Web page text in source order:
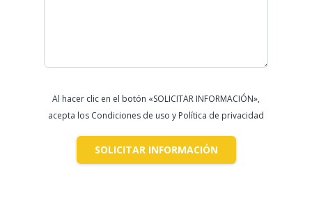
Al hacer clic en el botón «SOLICITAR INFORMACIÓN»,
acepta los Condiciones de uso y Política de privacidad
SOLICITAR INFORMACIÓN